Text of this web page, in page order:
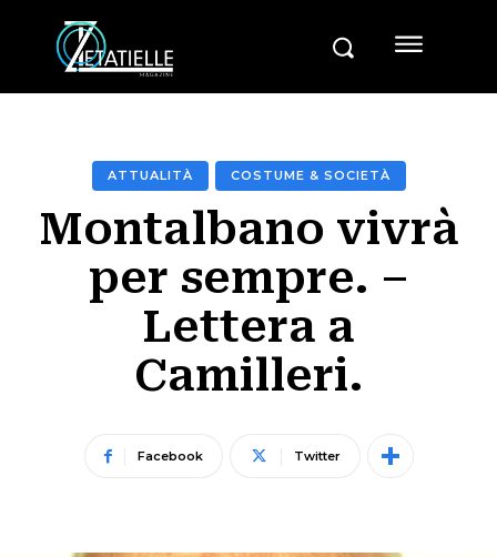
ATTUALITÀ COSTUME & SOCIETÀ
Montalbano vivrà
per sempre. –
Lettera a
Camilleri.
Facebook Twitter